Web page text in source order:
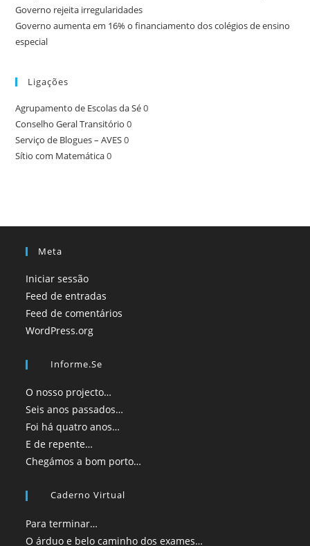
Governo rejeita irregularidades
Governo aumenta em 16% o financiamento dos colégios de ensino
especial
Ligações
Agrupamento de Escolas da Sé0
Conselho Geral Transitório 0
Serviço de Blogues – AVES0
Sítio com Matemática0
Meta
Iniciar sessão
Feed de entradas
Feed de comentários
WordPress.org
Informe.se
O nosso projecto…
Seis anos passados…
Foi há quatro anos…
E de repente…
Chegámos a bom porto…
Caderno Virtual
Para terminar…
O árduo e belo caminho dos exames…